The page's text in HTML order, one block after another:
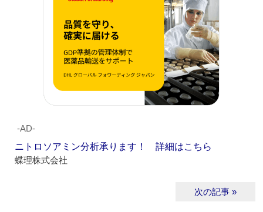
‐AD‐
ニトロソアミン分析承ります！ 詳細はこちら
蝶理株式会社
次の記事 »